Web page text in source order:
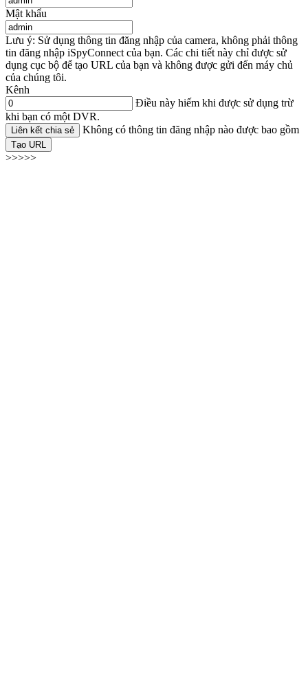
Mật khẩu
Lưu ý: Sử dụng thông tin đăng nhập của camera, không phải thông
tin đăng nhập iSpyConnect của bạn. Các chi tiết này chỉ được sử
dụng cục bộ để tạo URL của bạn và không được gửi đến máy chủ
của chúng tôi.
Kênh
Điều này hiếm khi được sử dụng trừ
khi bạn có một DVR.
Liên kết chia sẻ Không có thông tin đăng nhập nào được bao gồm
Tạo URL
>>>>>